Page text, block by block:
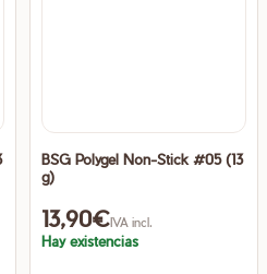
BSG Polygel Non-Stick #05 (13
g)
13,90€IVA incl.
Hay existencias